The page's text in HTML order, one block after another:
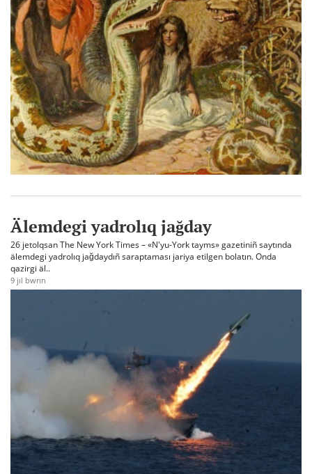
Älemdegi yadrolıq jağday
26 jetolqsan The New York Times – «N'yu-York tayms» gazetiniñ saytında
älemdegi yadrolıq jağdaydıñ saraptaması jariya etilgen bolatın. Onda
qazirgi äl..
9 jıl bwrın